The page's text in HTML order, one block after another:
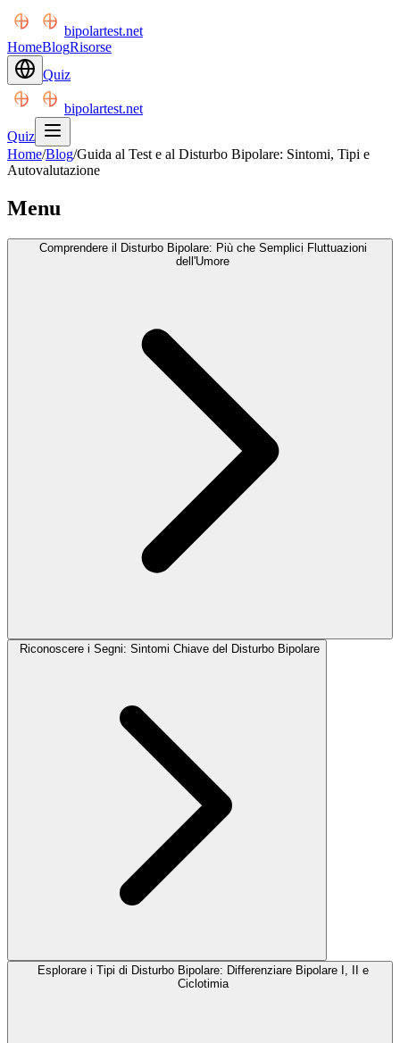
bipolartest.net
HomeBlogRisorse
Quiz
bipolartest.net
Quiz
Home/Blog/Guida al Test e al Disturbo Bipolare: Sintomi, Tipi e
Autovalutazione
Menu
Comprendere il Disturbo Bipolare: Più che Semplici Fluttuazioni
dell'Umore
Riconoscere i Segni: Sintomi Chiave del Disturbo Bipolare
Esplorare i Tipi di Disturbo Bipolare: Differenziare Bipolare I, II e
Ciclotimia